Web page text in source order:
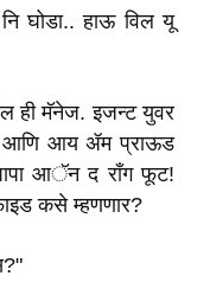
घोडा.. हाऊ विल यू
ही मॅनेज. इजन्ट युवर
आणि आय ॲम प्राऊड
आॅन द राँग फूट!
कसे म्हणणार?